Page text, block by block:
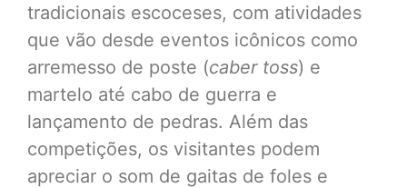
tradicionais escoceses, com atividades
que vão desde eventos icônicos como
arremesso de poste (caber toss) e
martelo até cabo de guerra e
lançamento de pedras. Além das
competições, os visitantes podem
apreciar o som de gaitas de foles e